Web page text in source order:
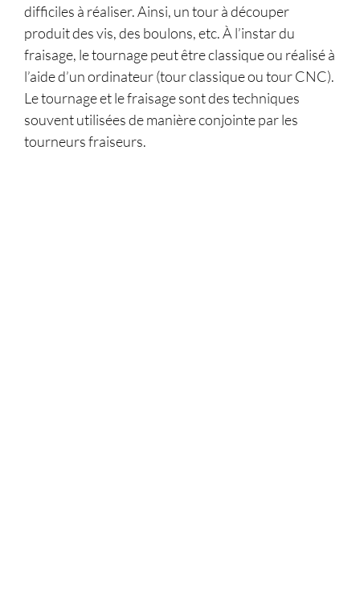
difficiles à réaliser. Ainsi, un tour à découper
produit des vis, des boulons, etc. À l’instar du
fraisage, le tournage peut être classique ou réalisé à
l’aide d’un ordinateur (tour classique ou tour CNC).
Le tournage et le fraisage sont des techniques
souvent utilisées de manière conjointe par les
tourneurs fraiseurs.